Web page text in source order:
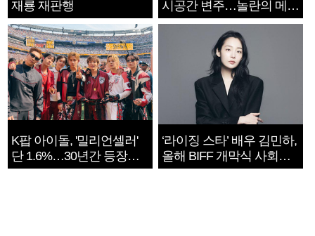
재룡 재판행
시공간 변주…놀란의 메시
지는 ‘전쟁 속죄’
K팝 아이돌, '밀리언셀러'
단 1.6%…30년간 등장
1182개팀 전수조사
‘라이징 스타’ 배우 김민하,
올해 BIFF 개막식 사회자
확정